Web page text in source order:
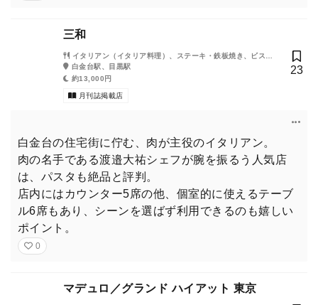
三和
イタリアン（イタリア料理）、ステーキ・鉄板焼き、ビスト
ロ・バル
白金台駅、目黒駅
約13,000円
月刊誌掲載店
23
白金台の住宅街に佇む、肉が主役のイタリアン。
肉の名手である渡邉大祐シェフが腕を振るう人気店
は、パスタも絶品と評判。
店内にはカウンター5席の他、個室的に使えるテーブ
ル6席もあり、シーンを選ばず利用できるのも嬉しい
ポイント。
0
マデュロ／グランド ハイアット 東京